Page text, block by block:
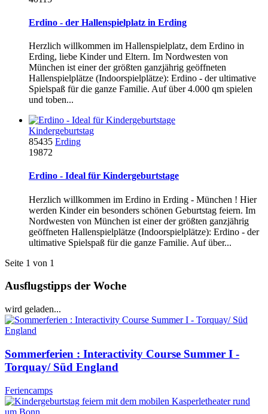
Erdino - der Hallenspielplatz in Erding
Herzlich willkommen im Hallenspielplatz, dem Erdino in
Erding, liebe Kinder und Eltern. Im Nordwesten von
München ist einer der größten ganzjährig geöffneten
Hallenspielplätze (Indoorspielplätze): Erdino - der ultimative
Spielspaß für die ganze Familie. Auf über 4.000 qm spielen
und toben...
Kindergeburtstag
85435 Erding
19872
Erdino - Ideal für Kindergeburtstage
Herzlich willkommen im Erdino in Erding - München ! Hier
werden Kinder ein besonders schönen Geburtstag feiern. Im
Nordwesten von München ist einer der größten ganzjährig
geöffneten Hallenspielplätze (Indoorspielplätze): Erdino - der
ultimative Spielspaß für die ganze Familie. Auf über...
Seite 1 von 1
Ausflugstipps der Woche
wird geladen...
Sommerferien : Interactivity Course Summer I -
Torquay/ Süd England
Feriencamps